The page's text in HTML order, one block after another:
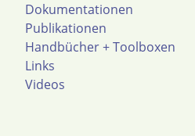
Dokumentationen
Publikationen
Handbücher + Toolboxen
Links
Videos